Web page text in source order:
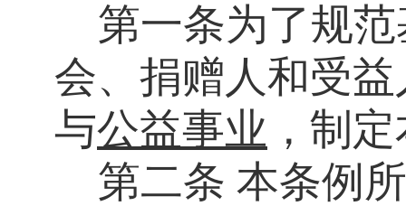
第一条为了规
会、捐赠人和受
与公益事业 ，制
第二条 本条例